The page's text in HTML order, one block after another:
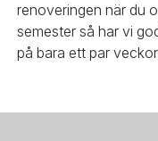
renoveringen när du
semester så har vi
på bara ett par veckor.